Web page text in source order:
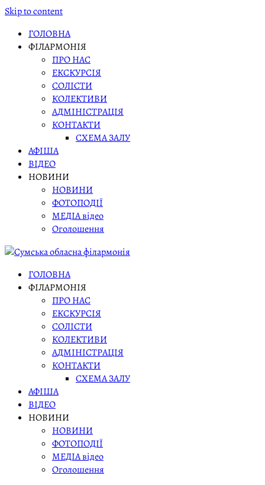
Skip to content
ГОЛОВНА
ФІЛАРМОНІЯ
ПРО НАС
ЕКСКУРСІЯ
СОЛІСТИ
КОЛЕКТИВИ
АДМІНІСТРАЦІЯ
КОНТАКТИ
СХЕМА ЗАЛУ
АФІША
ВІДЕО
НОВИНИ
НОВИНИ
ФОТОПОДІЇ
МЕДІА відео
Оголошення
ГОЛОВНА
ФІЛАРМОНІЯ
ПРО НАС
ЕКСКУРСІЯ
СОЛІСТИ
КОЛЕКТИВИ
АДМІНІСТРАЦІЯ
КОНТАКТИ
СХЕМА ЗАЛУ
АФІША
ВІДЕО
НОВИНИ
НОВИНИ
ФОТОПОДІЇ
МЕДІА відео
Оголошення